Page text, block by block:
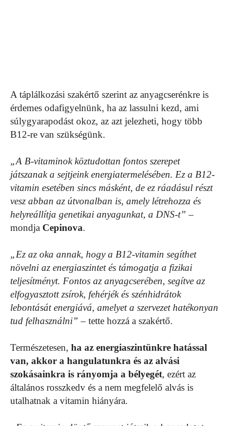
A táplálkozási szakértő szerint az anyagcserénkre is
érdemes odafigyelnünk, ha az lassulni kezd, ami
súlygyarapodást okoz, az azt jelezheti, hogy több
B12-re van szükségünk.
„A B-vitaminok köztudottan fontos szerepet
játszanak a sejtjeink energiatermelésében. Ez a B12-
vitamin esetében sincs másként, de ez ráadásul részt
vesz abban az útvonalban is, amely létrehozza és
helyreállítja genetikai anyagunkat, a DNS-t” –
mondja Cepinova.
„Ez az oka annak, hogy a B12-vitamin segíthet
növelni az energiaszintet és támogatja a fizikai
teljesítményt. Fontos az anyagcserében, segítve az
elfogyasztott zsírok, fehérjék és szénhidrátok
lebontását energiává, amelyet a szervezet hatékonyan
tud felhasználni” – tette hozzá a szakértő.
Természetesen, ha az energiaszintünkre hatással
van, akkor a hangulatunkra és az alvási
szokásainkra is rányomja a bélyegét, ezért az
általános rosszkedv és a nem megfelelő alvás is
utalhatnak a vitamin hiányára.